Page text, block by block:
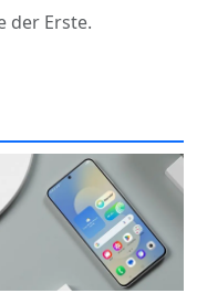
der Erste.